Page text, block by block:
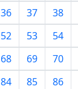
36 37 38
52 53 54
68 69 70
84 85 86